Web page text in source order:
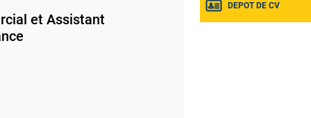
DEPOT DE CV
et Assistant